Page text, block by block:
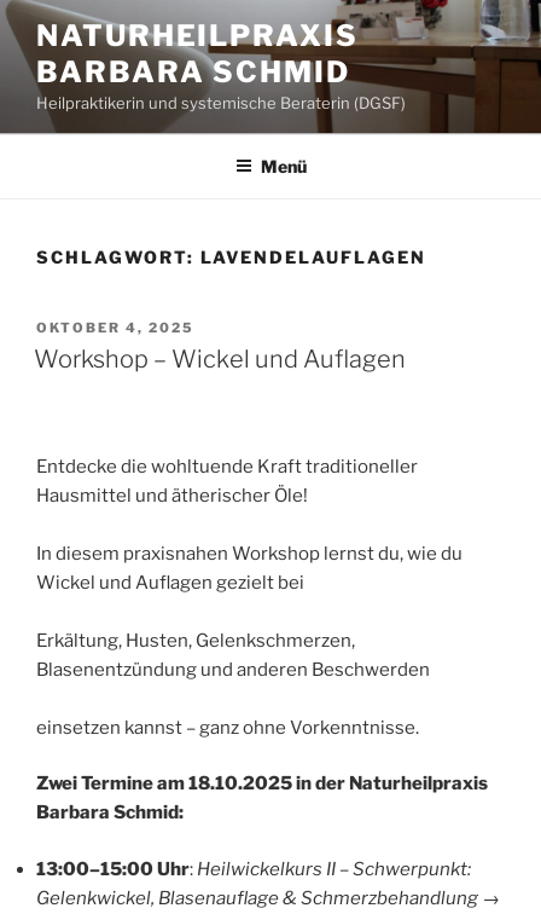
Zum
Inhalt
springen
NATURHEILPRAXIS
BARBARA SCHMID
Heilpraktikerin und systemische Beraterin (DGSF)
Menü
SCHLAGWORT: LAVENDELAUFLAGEN
VERÖFFENTLICHT
AM
OKTOBER 4, 2025
Workshop – Wickel und Auflagen
Entdecke die wohltuende Kraft traditioneller
Hausmittel und ätherischer Öle!
In diesem praxisnahen Workshop lernst du, wie du
Wickel und Auflagen gezielt bei
Erkältung, Husten, Gelenkschmerzen,
Blasenentzündung und anderen Beschwerden
einsetzen kannst – ganz ohne Vorkenntnisse.
Zwei Termine am 18.10.2025 in der Naturheilpraxis
Barbara Schmid:
13:00–15:00 Uhr: Heilwickelkurs II – Schwerpunkt:
Gelenkwickel, Blasenauflage & Schmerzbehandlung →